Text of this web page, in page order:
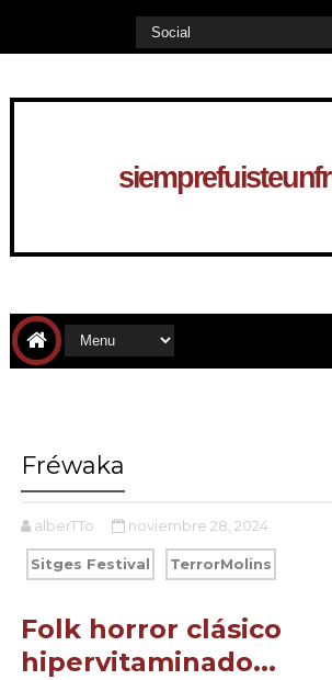
Fréwaka
alberTTo noviembre 28, 2024
Sitges Festival TerrorMolins
Folk horror clásico
hipervitaminado...